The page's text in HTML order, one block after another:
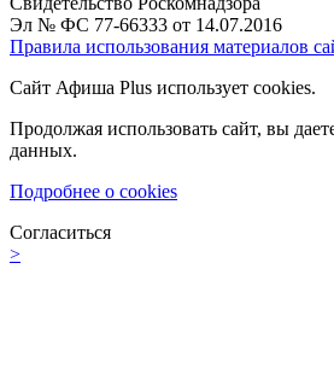
Эл № ФС 77-66333 от 14.07.2016
Правила использования материалов
Сайт Афиша Plus использует cookies.
Продолжая использовать сайт, вы
данных.
Подробнее о cookies
Согласиться
>